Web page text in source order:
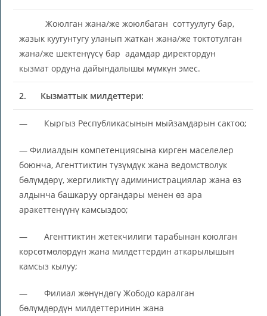
Жоюлган жана/же жоюлбаган соттуулугу бар,
жазык куугунтугу уланып жаткан жана/же токтотулган
жана/же шектенүүсү бар адамдар директордун
кызмат ордуна дайындалышы мүмкүн эмес.
2. Кызматтык милдеттери:
— Кыргыз Республикасынын мыйзамдарын сактоо;
— Филиалдын компетенциясына кирген маселелер
боюнча, Агенттиктин түзүмдүк жана ведомстволук
бөлүмдөрү, жергиликтүү адиминистрациялар жана өз
алдынча башкаруу органдары менен өз ара
аракеттенүүнү камсыздоо;
— Агенттиктин жетекчилиги тарабынан коюлган
көрсөтмөлөрдүн жана милдеттердин аткарылышын
камсыз кылуу;
— Филиал жөнүндөгү Жободо каралган
бөлүмдөрдүн милдеттеринин жана